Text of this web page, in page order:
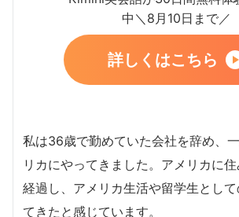
中＼8月10日まで／
詳しくはこちら
私は36歳で勤めていた会社を辞め、
リカにやってきました。アメリカに
経過し、アメリカ生活や留学生とし
てきたと感じています。